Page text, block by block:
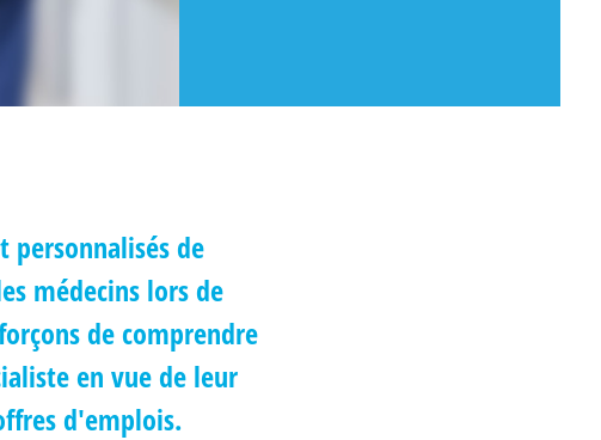
personnalisés de
médecins lors de
de comprendre
en vue de leur
d'emplois.